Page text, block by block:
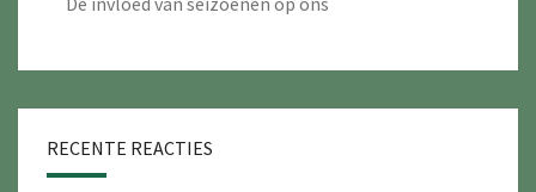
RECENTE REACTIES